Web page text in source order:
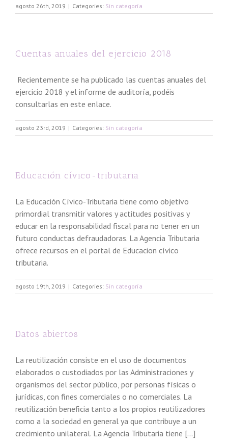
agosto 26th, 2019 | Categories: Sin categoría
Cuentas anuales del ejercicio 2018
Recientemente se ha publicado las cuentas anuales del
ejercicio 2018 y el informe de auditoría, podéis
consultarlas en este enlace.
agosto 23rd, 2019 | Categories: Sin categoría
Educación cívico-tributaria
La Educación Cívico-Tributaria tiene como objetivo
primordial transmitir valores y actitudes positivas y
educar en la responsabilidad fiscal para no tener en un
futuro conductas defraudadoras. La Agencia Tributaria
ofrece recursos en el portal de Educacion cívico
tributaria.
agosto 19th, 2019 | Categories: Sin categoría
Datos abiertos
La reutilización consiste en el uso de documentos
elaborados o custodiados por las Administraciones y
organismos del sector público, por personas físicas o
jurídicas, con fines comerciales o no comerciales. La
reutilización beneficia tanto a los propios reutilizadores
como a la sociedad en general ya que contribuye a un
crecimiento unilateral. La Agencia Tributaria tiene [...]